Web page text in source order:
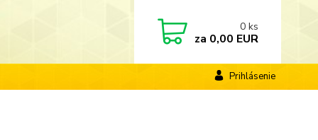
Prihlásenie
0 ks
za 0,00 EUR